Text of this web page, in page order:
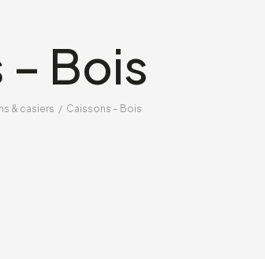
Bois
& casiers / Caissons – Bois